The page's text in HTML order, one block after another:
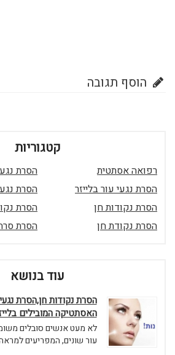
הוסף תגובה
קטגוריות
רפואה אסתטית
הסרת
הסרת נגעי עור בלייזר
הסרת
הסרת נקודות חן
הסרת
הסרת נקודת חן
הסרת
עוד בנושא
הסרת נקודות חן,הסרת
האסתטיקה המובילים
לא מעט אנשים סובלים
עור שונים, המפריעים